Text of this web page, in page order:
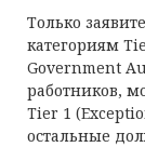
Только
категориям
Government
работников,
Tier 1
остальные